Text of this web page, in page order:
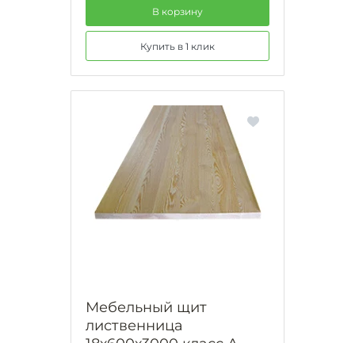
В корзину
Купить в 1 клик
Мебельный щит
лиственница